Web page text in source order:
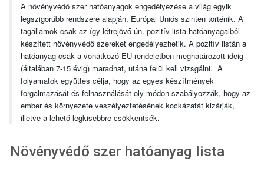
A növényvédő szer hatóanyagok engedélyezése a világ egyik
legszigorúbb rendszere alapján, Európai Uniós szinten történik. A
tagállamok csak az így létrejövő ún. pozitív lista hatóanyagaiból
készített növényvédő szereket engedélyezhetik. A pozitív listán a
hatóanyag csak a vonatkozó EU rendeletben meghatározott ideig
(általában 7-15 évig) maradhat, utána felül kell vizsgálni. A
folyamatok együttes célja, hogy az egyes készítmények
forgalmazását és felhasználását oly módon szabályozzák, hogy az
ember és környezete veszélyeztetésének kockázatát kizárják,
illetve a lehető legkisebbre csökkentsék.
Növényvédő szer hatóanyag lista